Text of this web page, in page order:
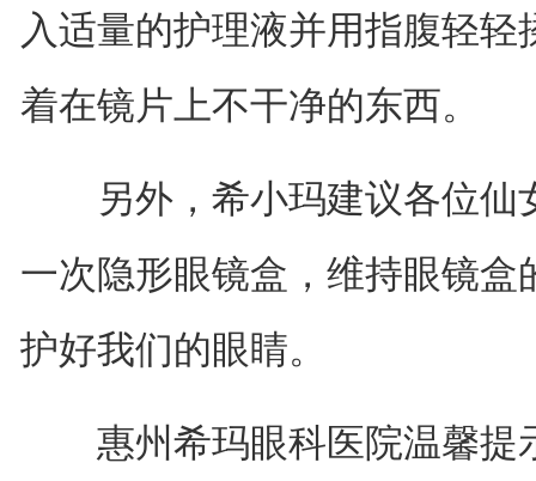
入适量的护理液并用指腹轻
着在镜片上不干净的东西。
另外，希小玛建议各位仙
一次隐形眼镜盒，维持眼镜
护好我们的眼睛。
惠州希玛眼科医院温馨提